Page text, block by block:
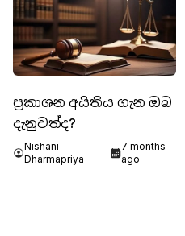
ප්‍රකාශන අයිතිය ගැන ඔබ
දැනුවත්ද?
Nishani
Dharmapriya
7 months
ago